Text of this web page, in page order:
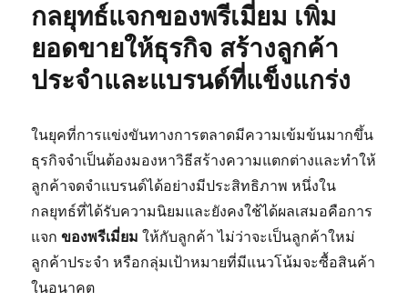
กลยุทธ์แจกของพรีเมี่ยม เพิ่ม
ยอดขายให้ธุรกิจ สร้างลูกค้า
ประจำและแบรนด์ที่แข็งแกร่ง
ในยุคที่การแข่งขันทางการตลาดมีความเข้มข้นมากขึ้น
ธุรกิจจำเป็นต้องมองหาวิธีสร้างความแตกต่างและทำให้
ลูกค้าจดจำแบรนด์ได้อย่างมีประสิทธิภาพ หนึ่งใน
กลยุทธ์ที่ได้รับความนิยมและยังคงใช้ได้ผลเสมอคือการ
แจกของพรีเมี่ยม ให้กับลูกค้า ไม่ว่าจะเป็นลูกค้าใหม่
ลูกค้าประจำ หรือกลุ่มเป้าหมายที่มีแนวโน้มจะซื้อสินค้า
ในอนาคต